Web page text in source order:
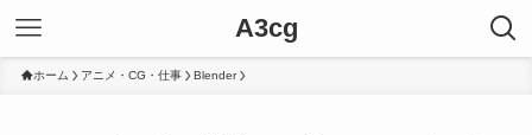
A3cg
ホーム アニメ・CG・仕事 Blender